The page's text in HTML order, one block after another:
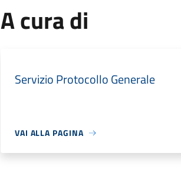
A cura di
Servizio Protocollo Generale
VAI ALLA PAGINA